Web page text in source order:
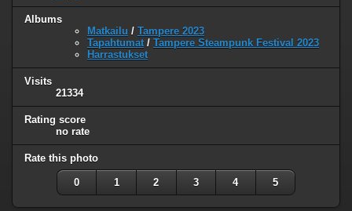
Albums
Matkailu / Tampere 2023
Tapahtumat / Tampere Steampunk Festival 2023
Harrastukset
Visits
21334
Rating score
no rate
Rate this photo
0 1 2 3 4 5